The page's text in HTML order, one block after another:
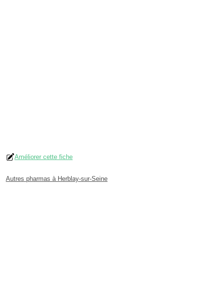
Améliorer cette fiche
Autres pharmas à Herblay-sur-Seine